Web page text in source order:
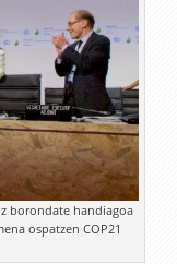
borondate handiagoa
ospatzen COP21